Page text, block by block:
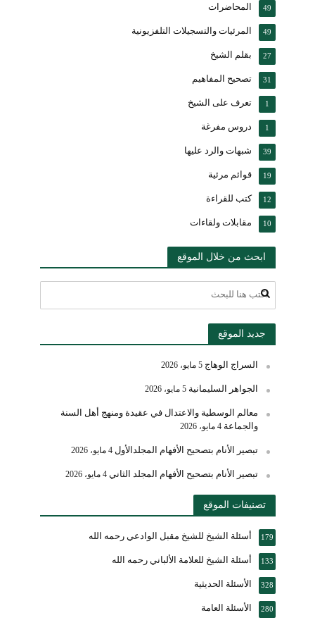
المحاضرات 49
المرئيات والتسجيلات التلفزيونية 49
بقلم الشيخ 27
تصحيح المفاهيم 31
تعرف على الشيخ 1
دروس مفرغة 1
شبهات والرد عليها 39
قوائم مرئية 19
كتب للقراءة 12
مقابلات ولقاءات 10
ابحث من خلال الموقع
جديد الموقع
السراج الوهاج 5 مايو، 2026
الجواهر السليمانية 5 مايو، 2026
معالم الوسطية والاعتدال في عقيدة ومنهج أهل السنة
والجماعة 4 مايو، 2026
تبصير الأنام بتصحيح الأفهام المجلدالأول 4 مايو، 2026
تبصير الأنام بتصحيح الأفهام المجلد الثاني 4 مايو، 2026
تصنيفات الموقع
أسئلة الشيخ للشيخ مقبل الوادعي رحمه الله 179
أسئلة الشيخ للعلامة الألباني رحمه الله 133
الأسئلة الحديثية 328
الأسئلة العامة 280